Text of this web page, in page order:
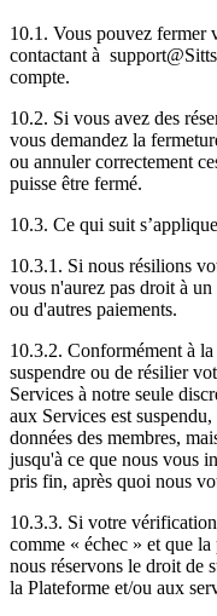
10.1. Vous pouvez fermer
contactant à
compte.
10.2. Si vous avez des
vous demandez la
ou annuler correctement
puisse être fermé.
10.3. Ce qui suit
10.3.1. Si nous résilions
vous n'aurez pas droit à
ou d'autres paiements.
10.3.2. Conformément à
suspendre ou de résilier
Services à notre seule
aux Services est
données des membres,
jusqu'à ce que nous vous
pris fin, après quoi nous
10.3.3. Si votre
comme « échec » et que
nous réservons le droit de
la Plateforme et/ou aux